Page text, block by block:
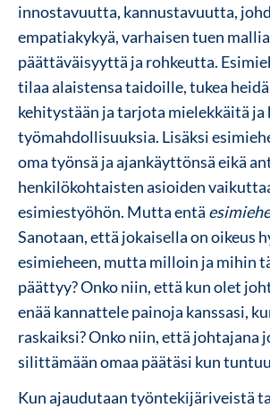
innostavuutta, kannustavuutta,
empatiakykyä, varhaisen tuen
päättäväisyyttä ja rohkeutta.
tilaa alaistensa taidoille, tukea
kehitystään ja tarjota mielekkäitä ja
työmahdollisuuksia. Lisäksi
oma työnsä ja ajankäyttönsä eikä
henkilökohtaisten asioiden
esimiestyöhön. Mutta entä
Sanotaan, että jokaisella on oikeus
esimieheen, mutta milloin ja mihin
päättyy? Onko niin, että kun olet
enää kannattele painoja kanssasi,
raskaiksi? Onko niin, että johtajana
silittämään omaa päätäsi kun
Kun ajaudutaan työntekijäriveistä